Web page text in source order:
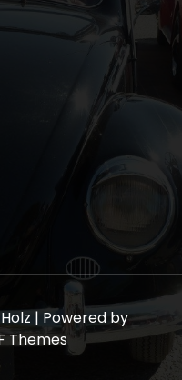
| Powered by
Themes